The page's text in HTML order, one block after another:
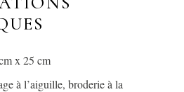
x 25 cm
à l’aiguille, broderie à la